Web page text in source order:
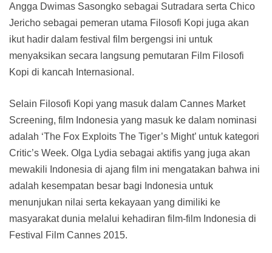
Angga Dwimas Sasongko sebagai Sutradara serta Chico
Jericho sebagai pemeran utama Filosofi Kopi juga akan
ikut hadir dalam festival film bergengsi ini untuk
menyaksikan secara langsung pemutaran Film Filosofi
Kopi di kancah Internasional.
Selain Filosofi Kopi yang masuk dalam Cannes Market
Screening, film Indonesia yang masuk ke dalam nominasi
adalah ‘The Fox Exploits The Tiger’s Might’ untuk kategori
Critic’s Week. Olga Lydia sebagai aktifis yang juga akan
mewakili Indonesia di ajang film ini mengatakan bahwa ini
adalah kesempatan besar bagi Indonesia untuk
menunjukan nilai serta kekayaan yang dimiliki ke
masyarakat dunia melalui kehadiran film-film Indonesia di
Festival Film Cannes 2015.